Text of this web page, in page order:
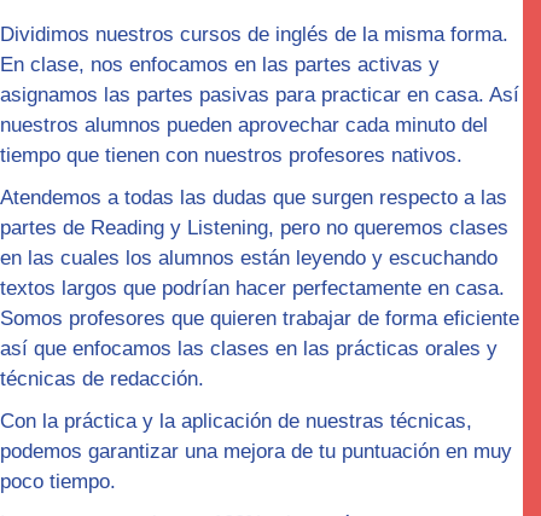
Dividimos nuestros cursos de inglés de la misma forma.
En clase, nos enfocamos en las partes activas y
asignamos las partes pasivas para practicar en casa. Así
nuestros alumnos pueden aprovechar cada minuto del
tiempo que tienen con nuestros profesores nativos.
Atendemos a todas las dudas que surgen respecto a las
partes de Reading y Listening, pero no queremos clases
en las cuales los alumnos están leyendo y escuchando
textos largos que podrían hacer perfectamente en casa.
Somos profesores que quieren trabajar de forma eficiente
así que enfocamos las clases en las prácticas orales y
técnicas de redacción.
Con la práctica y la aplicación de nuestras técnicas,
podemos garantizar una mejora de tu puntuación en muy
poco tiempo.